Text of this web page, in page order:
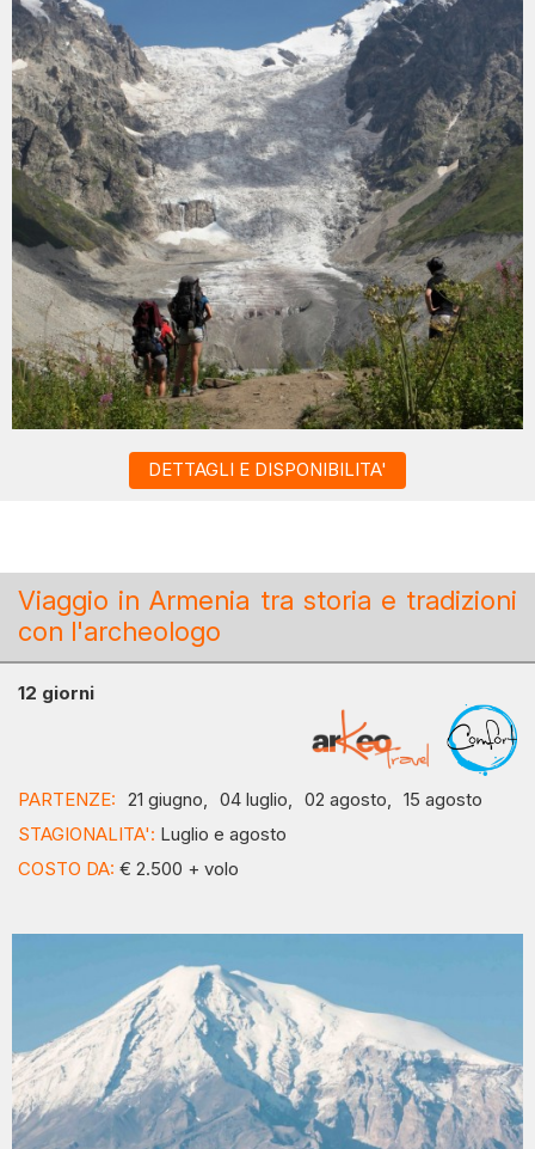
DETTAGLI E DISPONIBILITA'
Viaggio in Armenia tra storia e tradizioni
con l'archeologo
12 giorni
PARTENZE: 21 giugno, 04 luglio, 02 agosto, 15 agosto
STAGIONALITA': Luglio e agosto
COSTO DA: € 2.500 + volo